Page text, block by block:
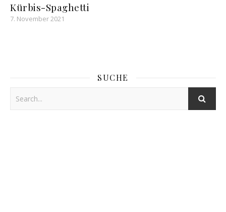
Kürbis-Spaghetti
7. November 2021
SUCHE